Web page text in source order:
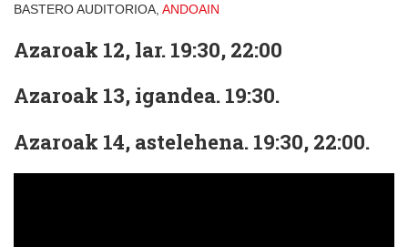
BASTERO AUDITORIOA, ANDOAIN
Azaroak 12, lar. 19:30, 22:00
Azaroak 13, igandea. 19:30.
Azaroak 14, astelehena. 19:30, 22:00.